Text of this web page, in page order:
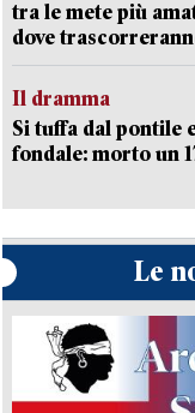
tra le mete più
dove
Il dramma
Si tuffa dal pontile
fondale: morto un
Le